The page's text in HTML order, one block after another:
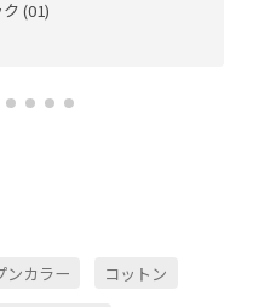
(01)
ンカラー コットン